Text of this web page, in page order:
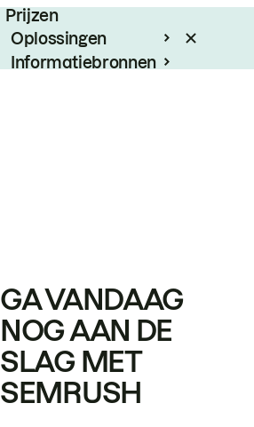
Prijzen
Oplossingen
Informatiebronnen
GA VANDAAG
NOG AAN DE
SLAG MET
SEMRUSH